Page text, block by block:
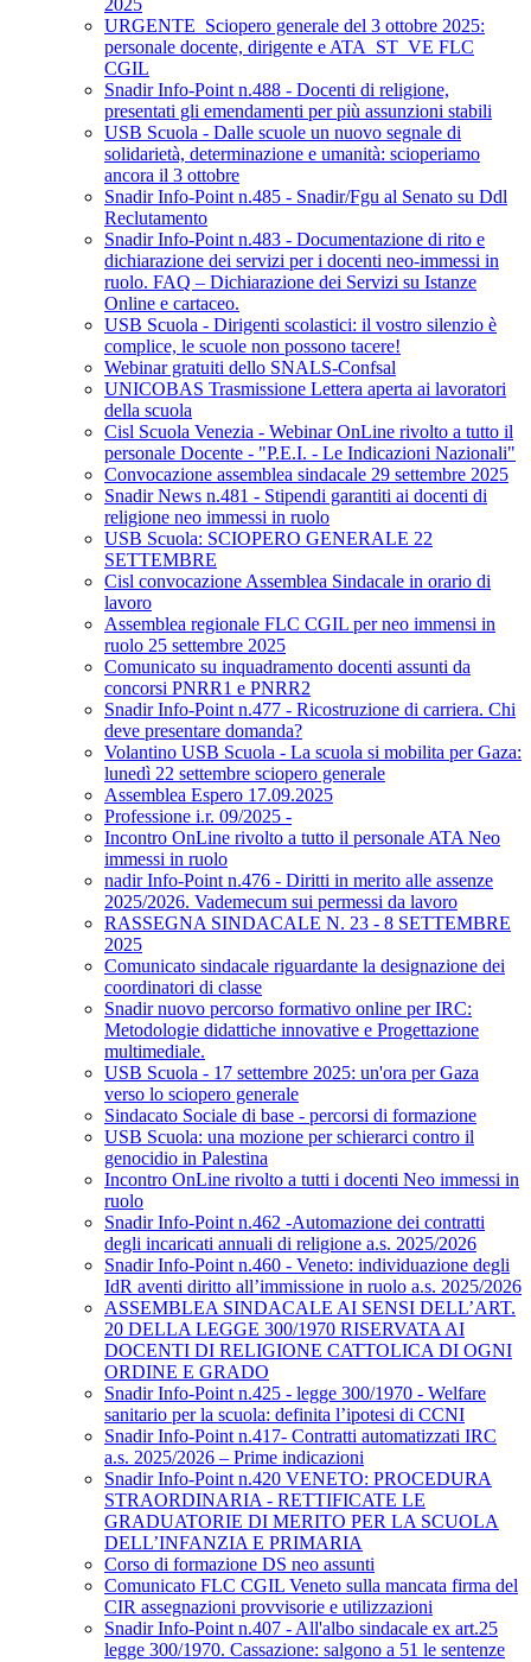
2025
URGENTE_Sciopero generale del 3 ottobre 2025:
personale docente, dirigente e ATA_ST_VE FLC
CGIL
Snadir Info-Point n.488 - Docenti di religione,
presentati gli emendamenti per più assunzioni stabili
USB Scuola - Dalle scuole un nuovo segnale di
solidarietà, determinazione e umanità: scioperiamo
ancora il 3 ottobre
Snadir Info-Point n.485 - Snadir/Fgu al Senato su Ddl
Reclutamento
Snadir Info-Point n.483 - Documentazione di rito e
dichiarazione dei servizi per i docenti neo-immessi in
ruolo. FAQ – Dichiarazione dei Servizi su Istanze
Online e cartaceo.
USB Scuola - Dirigenti scolastici: il vostro silenzio è
complice, le scuole non possono tacere!
Webinar gratuiti dello SNALS-Confsal
UNICOBAS Trasmissione Lettera aperta ai lavoratori
della scuola
Cisl Scuola Venezia - Webinar OnLine rivolto a tutto il
personale Docente - "P.E.I. - Le Indicazioni Nazionali"
Convocazione assemblea sindacale 29 settembre 2025
Snadir News n.481 - Stipendi garantiti ai docenti di
religione neo immessi in ruolo
USB Scuola: SCIOPERO GENERALE 22
SETTEMBRE
Cisl convocazione Assemblea Sindacale in orario di
lavoro
Assemblea regionale FLC CGIL per neo immensi in
ruolo 25 settembre 2025
Comunicato su inquadramento docenti assunti da
concorsi PNRR1 e PNRR2
Snadir Info-Point n.477 - Ricostruzione di carriera. Chi
deve presentare domanda?
Volantino USB Scuola - La scuola si mobilita per Gaza:
lunedì 22 settembre sciopero generale
Assemblea Espero 17.09.2025
Professione i.r. 09/2025 -
Incontro OnLine rivolto a tutto il personale ATA Neo
immessi in ruolo
nadir Info-Point n.476 - Diritti in merito alle assenze
2025/2026. Vademecum sui permessi da lavoro
RASSEGNA SINDACALE N. 23 - 8 SETTEMBRE
2025
Comunicato sindacale riguardante la designazione dei
coordinatori di classe
Snadir nuovo percorso formativo online per IRC:
Metodologie didattiche innovative e Progettazione
multimediale.
USB Scuola - 17 settembre 2025: un'ora per Gaza
verso lo sciopero generale
Sindacato Sociale di base - percorsi di formazione
USB Scuola: una mozione per schierarci contro il
genocidio in Palestina
Incontro OnLine rivolto a tutti i docenti Neo immessi in
ruolo
Snadir Info-Point n.462 -Automazione dei contratti
degli incaricati annuali di religione a.s. 2025/2026
Snadir Info-Point n.460 - Veneto: individuazione degli
IdR aventi diritto all’immissione in ruolo a.s. 2025/2026
ASSEMBLEA SINDACALE AI SENSI DELL’ART.
20 DELLA LEGGE 300/1970 RISERVATA AI
DOCENTI DI RELIGIONE CATTOLICA DI OGNI
ORDINE E GRADO
Snadir Info-Point n.425 - legge 300/1970 - Welfare
sanitario per la scuola: definita l’ipotesi di CCNI
Snadir Info-Point n.417- Contratti automatizzati IRC
a.s. 2025/2026 – Prime indicazioni
Snadir Info-Point n.420 VENETO: PROCEDURA
STRAORDINARIA - RETTIFICATE LE
GRADUATORIE DI MERITO PER LA SCUOLA
DELL’INFANZIA E PRIMARIA
Corso di formazione DS neo assunti
Comunicato FLC CGIL Veneto sulla mancata firma del
CIR assegnazioni provvisorie e utilizzazioni
Snadir Info-Point n.407 - All'albo sindacale ex art.25
legge 300/1970. Cassazione: salgono a 51 le sentenze